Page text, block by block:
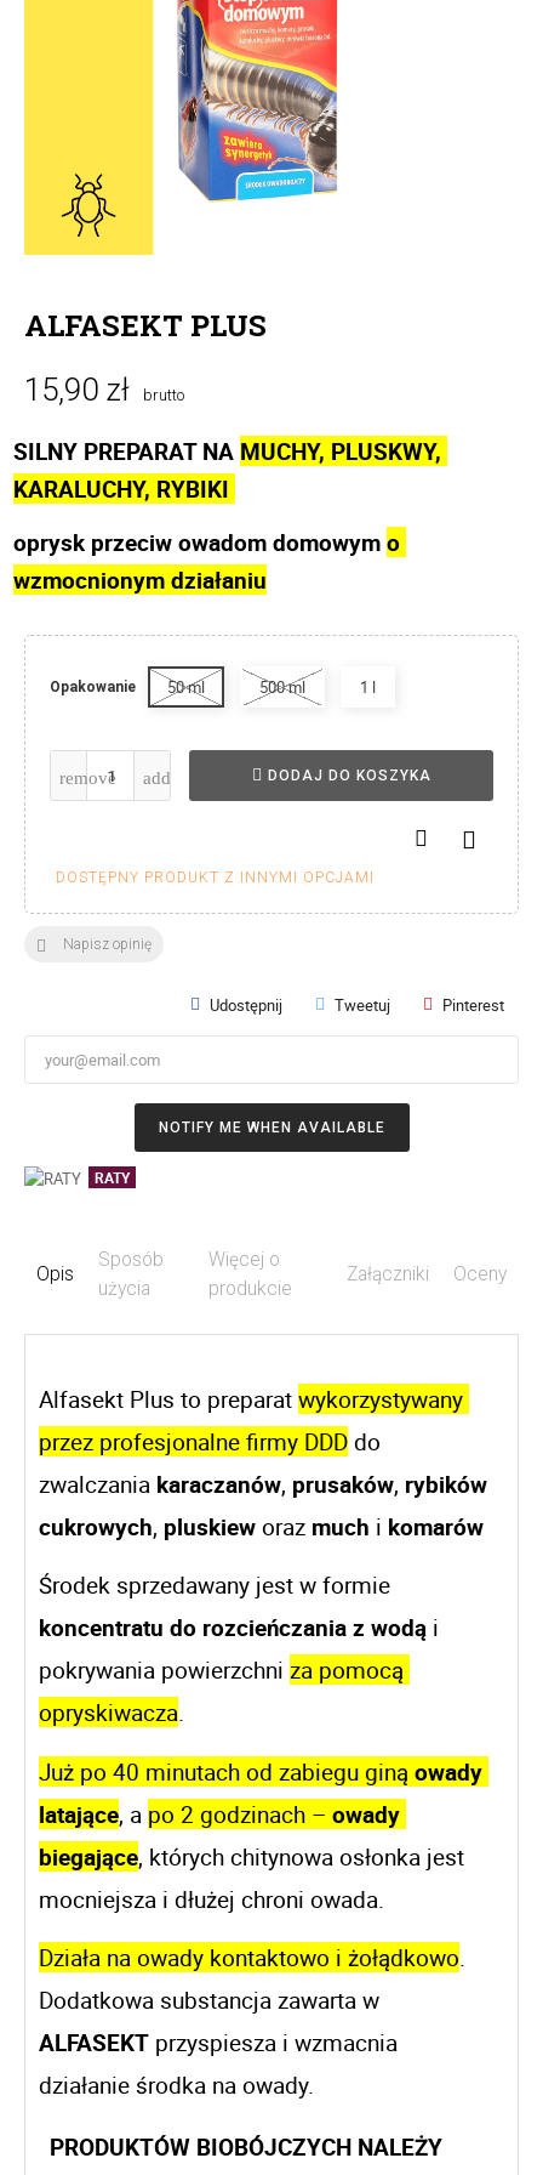
ALFASEKT PLUS
15,90 zł brutto
SILNY PREPARAT NA MUCHY, PLUSKWY,
KARALUCHY, RYBIKI
oprysk przeciw owadom domowym o
wzmocnionym działaniu
Opakowanie 50 ml 500 ml 1 l
DODAJ DO KOSZYKA

DOSTĘPNY PRODUKT Z INNYMI OPCJAMI
 Napisz opinię
Udostępnij Tweetuj Pinterest
NOTIFY ME WHEN AVAILABLE
RATY
Opis
Więcej o
produkcie
Załączniki Oceny
Sposób
użycia
Alfasekt Plus to preparat wykorzystywany
przez profesjonalne firmy DDD do
zwalczania karaczanów, prusaków, rybików
cukrowych, pluskiew oraz much i komarów
Środek sprzedawany jest w formie
koncentratu do rozcieńczania z wodą i
pokrywania powierzchni za pomocą
opryskiwacza.
Już po 40 minutach od zabiegu giną owady
latające, a po 2 godzinach – owady
biegające, których chitynowa osłonka jest
mocniejsza i dłużej chroni owada.
Działa na owady kontaktowo i żołądkowo
Dodatkowa substancja zawarta w
ALFASEKT przyspiesza i wzmacnia
działanie środka na owady.
PRODUKTÓW BIOBÓJCZYCH NALEŻY